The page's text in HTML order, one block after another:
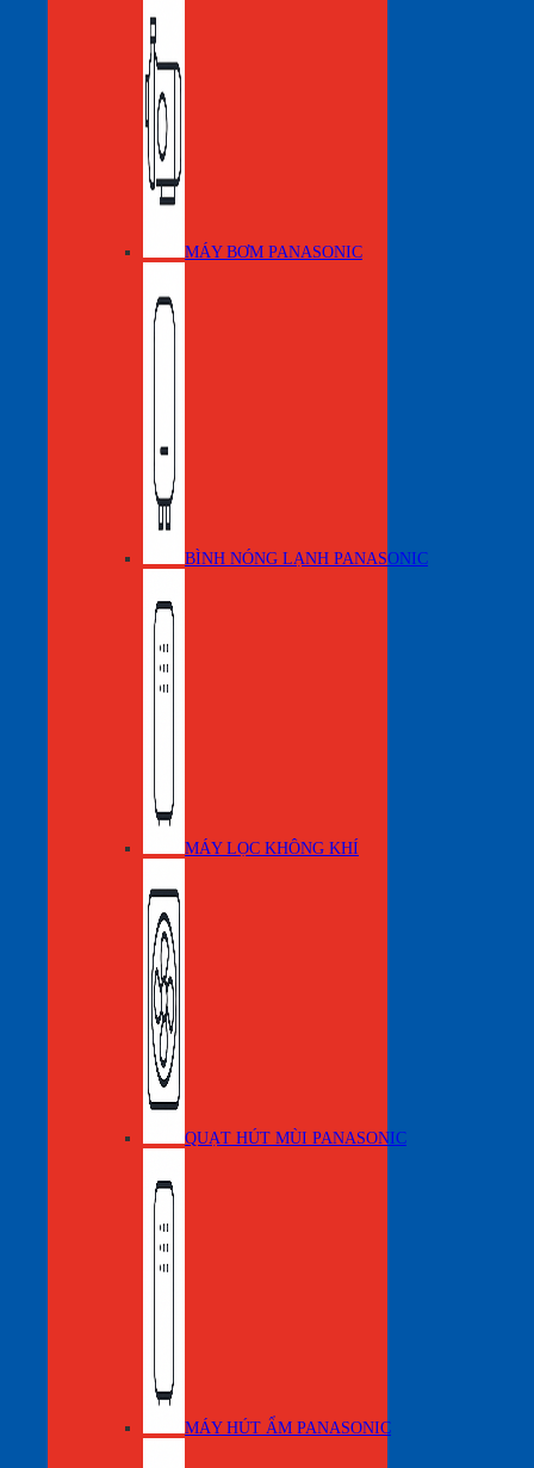
MÁY BƠM PANASONIC
BÌNH NÓNG LẠNH PANASONIC
MÁY LỌC KHÔNG KHÍ
QUẠT HÚT MÙI PANASONIC
MÁY HÚT ẨM PANASONIC